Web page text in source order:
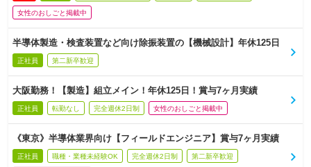
女性のおしごと掲載中
半導体製造・検査装置など向け除振装置の【機械設計】年休125日
正社員 第二新卒歓迎
大阪勤務！【製造】組立メイン！年休125日！賞与7ヶ月実績
正社員 転勤なし 完全週休2日制 女性のおしごと掲載中
《東京》半導体業界向け【フィールドエンジニア】賞与7ヶ月実績
正社員 職種・業種未経験OK 完全週休2日制 第二新卒歓迎